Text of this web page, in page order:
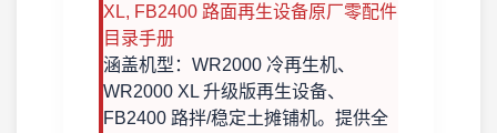
XL, FB2400 路面再生设备原厂零配件
目录手册
涵盖机型：WR2000 冷再生机、
WR2000 XL 升级版再生设备、
FB2400 路拌/稳定土摊铺机。提供全